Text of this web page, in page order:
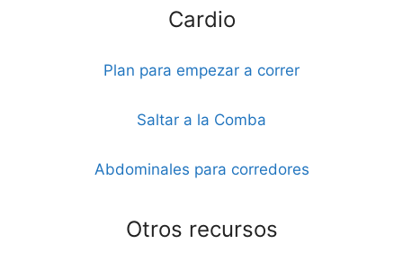
Cardio
Plan para empezar a correr
Saltar a la Comba
Abdominales para corredores
Otros recursos